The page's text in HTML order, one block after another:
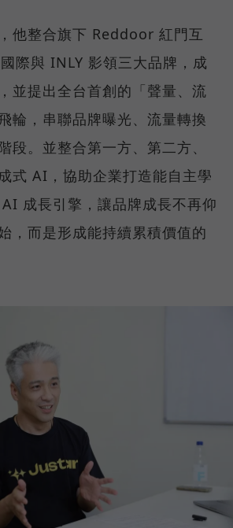
他整合旗下 Reddoor 紅門互
際與 INLY 影領三大品牌，成
並提出全台首創的「聲量、流
輪，串聯品牌曝光、流量轉換
段。並整合第一方、第二方、
式 AI，協助企業打造能自主學
成長引擎，讓品牌成長不再仰
，而是形成能持續累積價值的